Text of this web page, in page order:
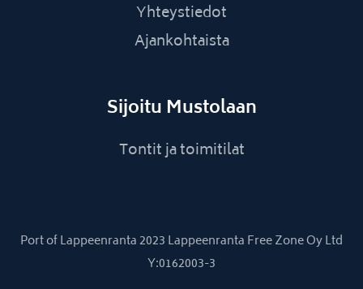
Yhteystiedot
Ajankohtaista
Sijoitu Mustolaan
Tontit ja toimitilat
Port of Lappeenranta 2023 Lappeenranta Free Zone Oy Ltd
Y:0162003-3